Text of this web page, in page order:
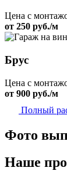
Цена с
от 250 руб./м
Брус
Цена с
от 900 руб./м
Полный
Фото
Наше